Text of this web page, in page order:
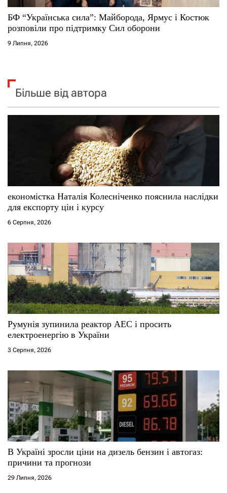
БФ “Українська сила”: Майборода, Ярмус і Костюк
розповіли про підтримку Сил оборони
9 Липня, 2026
Більше від автора
економістка Наталія Колесніченко пояснила наслідки
для експорту цін і курсу
6 Серпня, 2026
Румунія зупинила реактор АЕС і просить
електроенергію в України
3 Серпня, 2026
В Україні зросли ціни на дизель бензин і автогаз:
причини та прогнози
29 Липня, 2026